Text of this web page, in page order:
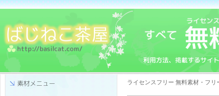
ライセンスフリー 無料素材・フ